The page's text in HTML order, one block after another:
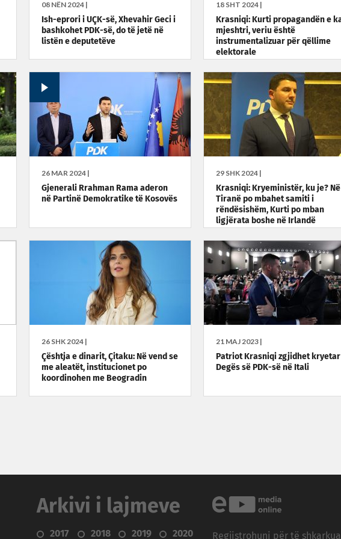
08 NËN 2024 |
Ish-eprori i UÇK-së, Xhevahir Geci i
bashkohet PDK-së, do të jetë në
listën e deputetëve
18 SHT 2024 |
Krasniqi: Kurti propagandën e
mjeshtri, veriu është
instrumentalizuar për qëllime
elektorale
26 MAR 2024 |
Gjenerali Rrahman Rama aderon
në Partinë Demokratike të Kosovës
29 SHK 2024 |
Krasniqi: Kryeministër, ku je? Në
Tiranë po mbahet samiti i
rëndësishëm, Kurti po mban
ligjërata boshe në Irlandë
26 SHK 2024 |
Çështja e dinarit, Çitaku: Në vend se
me aleatët, institucionet po
koordinohen me Beogradin
21 MAJ 2023 |
Patriot Krasniqi zgjidhet
Degës së PDK-së në Itali
Arkivi i lajmeve
2017 2018 2019 2020 Regjistrohuni për të